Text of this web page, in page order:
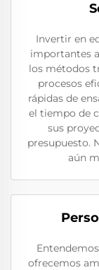
Invertir en
importantes
los métodos
procesos
rápidas de
el tiempo de
sus
presupuesto.
aún
ofrecemos